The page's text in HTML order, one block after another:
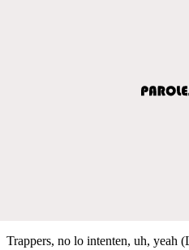
Trappers, no lo intenten, uh, yeah